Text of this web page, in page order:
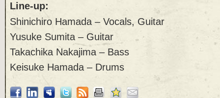
Line-up:
Shinichiro Hamada – Vocals, Guitar
Yusuke Sumita – Guitar
Takachika Nakajima – Bass
Keisuke Hamada – Drums